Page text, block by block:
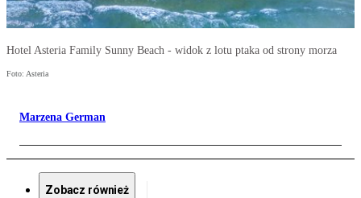
Hotel Asteria Family Sunny Beach - widok z lotu ptaka od strony morza
Foto: Asteria
Marzena German
Zobacz również